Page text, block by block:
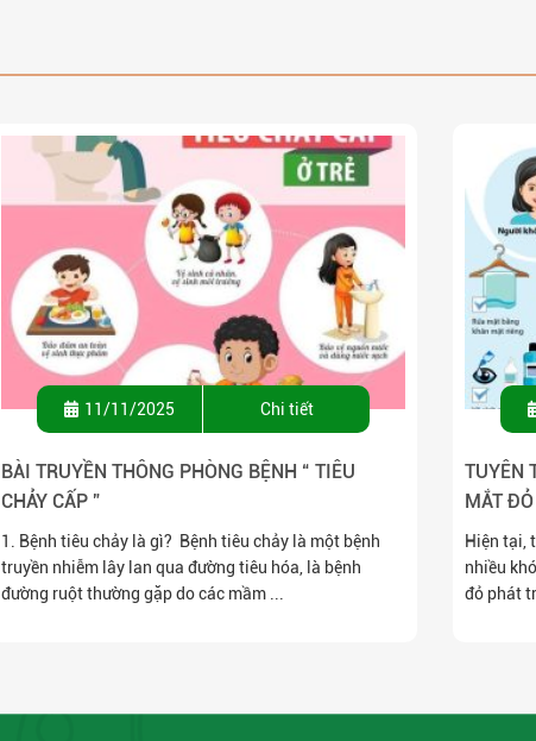
11/11/2025 Chi tiết
BÀI TRUYỀN THÔNG PHÒNG BỆNH “ TIÊU
CHẢY CẤP ”
1. Bệnh tiêu chảy là gì? Bệnh tiêu chảy là một bệnh
truyền nhiễm lây lan qua đường tiêu hóa, là bệnh
đường ruột thường gặp do các mầm ...
TUYÊN
MẮT ĐỎ
Hiện tại,
nhiều
đỏ phát